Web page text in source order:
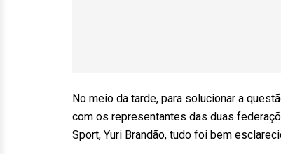
No meio da tarde, para solucionar a
com os representantes das duas
Sport, Yuri Brandão, tudo foi bem